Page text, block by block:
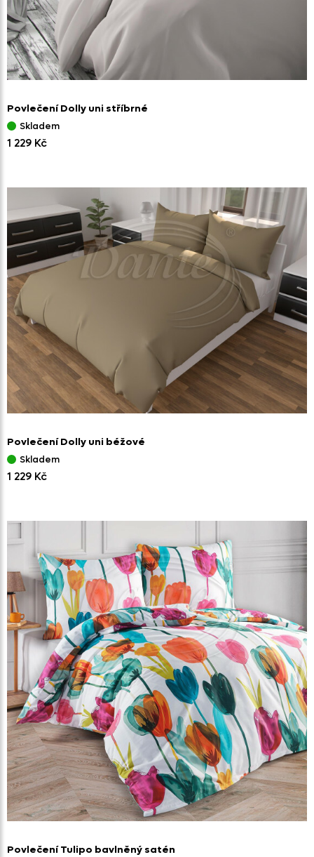
Povlečení Dolly uni stříbrné
Skladem
1 229 Kč
Povlečení Dolly uni béžové
Skladem
1 229 Kč
Povlečení Tulipo bavlněný satén